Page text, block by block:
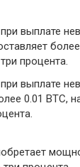
выплате
процента.
выплате
0.01 BTC,